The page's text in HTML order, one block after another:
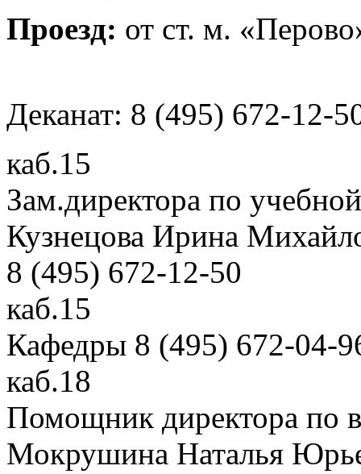
Проезд: от ст. м.
Деканат: 8 (495) 672-12-
каб.15
Зам.директора по
Кузнецова Ирина
8 (495) 672-12-50
каб.15
Кафедры 8 (495) 672-04-
каб.18
Помощник директора по
Мокрушина Наталья